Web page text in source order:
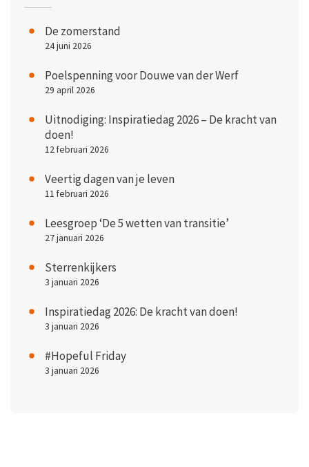
De zomerstand
24 juni 2026
Poelspenning voor Douwe van der Werf
29 april 2026
Uitnodiging: Inspiratiedag 2026 – De kracht van
doen!
12 februari 2026
Veertig dagen van je leven
11 februari 2026
Leesgroep ‘De 5 wetten van transitie’
27 januari 2026
Sterrenkijkers
3 januari 2026
Inspiratiedag 2026: De kracht van doen!
3 januari 2026
#Hopeful Friday
3 januari 2026